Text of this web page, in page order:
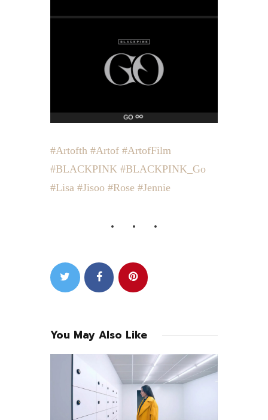
#Artofth #Artof #ArtofFilm
#BLACKPINK #BLACKPINK_Go
#Lisa #Jisoo #Rose #Jennie
You May Also Like